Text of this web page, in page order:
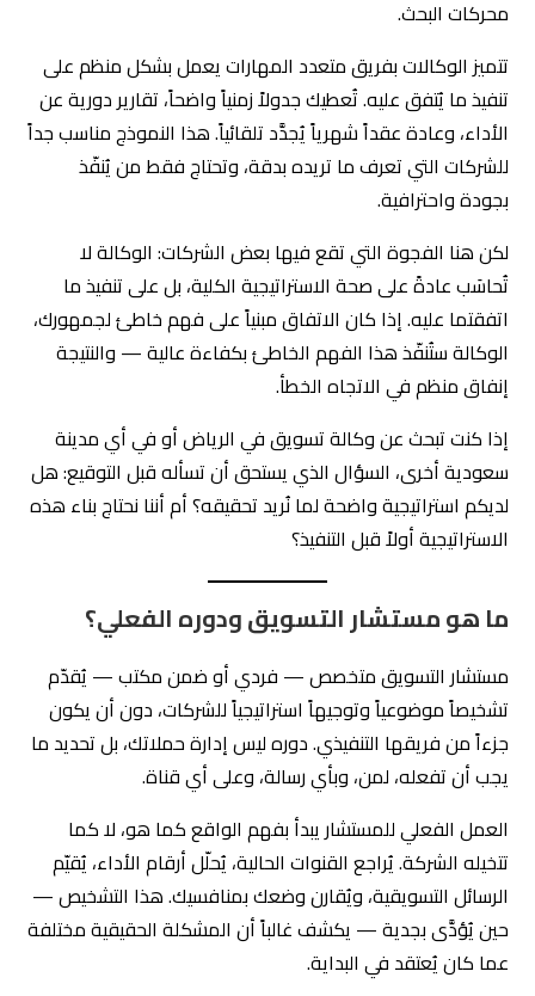
محركات البحث.
تتميز الوكالات بفريق متعدد المهارات يعمل بشكل منظم على
تنفيذ ما يُتفق عليه. تُعطيك جدولاً زمنياً واضحاً، تقارير دورية عن
الأداء، وعادة عقداً شهرياً يُجدَّد تلقائياً. هذا النموذج مناسب جداً
للشركات التي تعرف ما تريده بدقة، وتحتاج فقط من يُنفّذ
بجودة واحترافية.
لكن هنا الفجوة التي تقع فيها بعض الشركات: الوكالة لا
تُحاسَب عادةً على صحة الاستراتيجية الكلية، بل على تنفيذ ما
اتفقتما عليه. إذا كان الاتفاق مبنياً على فهم خاطئ لجمهورك،
الوكالة ستُنفّذ هذا الفهم الخاطئ بكفاءة عالية — والنتيجة
إنفاق منظم في الاتجاه الخطأ.
إذا كنت تبحث عن وكالة تسويق في الرياض أو في أي مدينة
سعودية أخرى، السؤال الذي يستحق أن تسأله قبل التوقيع: هل
لديكم استراتيجية واضحة لما نُريد تحقيقه؟ أم أننا نحتاج بناء هذه
الاستراتيجية أولاً قبل التنفيذ؟
ما هو مستشار التسويق ودوره الفعلي؟
مستشار التسويق متخصص — فردي أو ضمن مكتب — يُقدّم
تشخيصاً موضوعياً وتوجيهاً استراتيجياً للشركات، دون أن يكون
جزءاً من فريقها التنفيذي. دوره ليس إدارة حملاتك، بل تحديد ما
يجب أن تفعله، لمن، وبأي رسالة، وعلى أي قناة.
العمل الفعلي للمستشار يبدأ بفهم الواقع كما هو، لا كما
تتخيله الشركة. يُراجع القنوات الحالية، يُحلّل أرقام الأداء، يُقيّم
الرسائل التسويقية، ويُقارن وضعك بمنافسيك. هذا التشخيص —
حين يُؤدَّى بجدية — يكشف غالباً أن المشكلة الحقيقية مختلفة
عما كان يُعتقد في البداية.